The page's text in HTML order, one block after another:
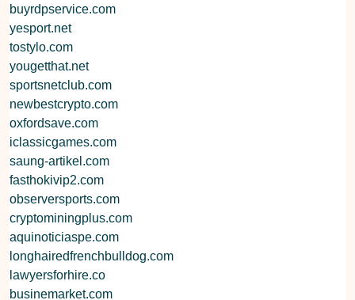
buyrdpservice.com
yesport.net
tostylo.com
yougetthat.net
sportsnetclub.com
newbestcrypto.com
oxfordsave.com
iclassicgames.com
saung-artikel.com
fasthokivip2.com
observersports.com
cryptominingplus.com
aquinoticiaspe.com
longhairedfrenchbulldog.com
lawyersforhire.co
businemarket.com